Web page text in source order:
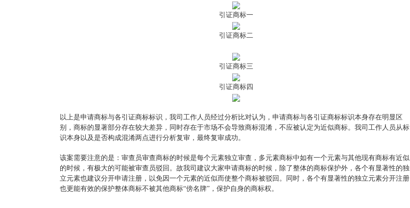
引证商标一
引证商标二
引证商标三
引证商标四
以上是申请商标与各引证商标标识，我司工作人员经过分析比对认为，申请商标与各引证商标标识本身存在明显区
别，商标的显著部分存在较大差异，同时存在于市场不会导致商标混淆，不应被认定为近似商标。我司工作人员从标
识本身以及是否构成混淆两点进行分析复审，最终复审成功。
该案需要注意的是：审查员审查商标的时候是每个元素独立审查，多元素商标中如有一个元素与其他现有商标有近似
的时候，有极大的可能被审查员驳回。故我司建议大家申请商标的时候，除了整体的商标保护外，各个有显著性的独
立元素也建议分开申请注册，以免因一个元素的近似而使整个商标被驳回。同时，各个有显著性的独立元素分开注册
也更能有效的保护整体商标不被其他商标“傍名牌”，保护自身的商标权。